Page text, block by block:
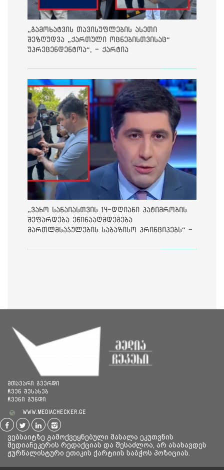
„გამოხატვის თავისუფლების ასეთი
შეზღუდვა „ქართული ოცნებისთვისაც“
უპრეცენდენტოა“, - ქარტია
„ვახო სანაიასთვის 14-დღიანი პატიმრობის
შეფარდება ეწინააღმდეგება
მართლმსაჯულების საბაზისო პრინციპებს“ -
მთავარი გვერდი
ჩვენ შესახებ
ჩვენი გუნდი
www.mediachecker.ge
ვებსაიტზე გამოქვეყნებული მასალა ეკუთვნის
მედიაჩეკერის რედაქციას და შესაძლოა, არ ასახავდეს
ჟურნალისტური ეთიკის ქარტიის საბჭოს პოზიციას.